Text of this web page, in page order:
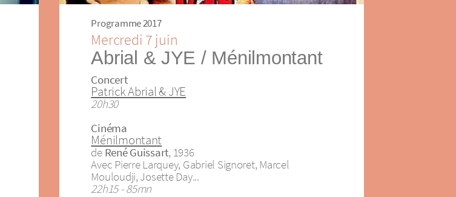
Programme 2017
Mercredi 7 juin
Abrial & JYE / Ménilmontant
Concert
Patrick Abrial & JYE
20h30
Cinéma
Ménilmontant
de René Guissart, 1936
Avec Pierre Larquey, Gabriel Signoret, Marcel
Mouloudji, Josette Day...
22h15 - 85mn